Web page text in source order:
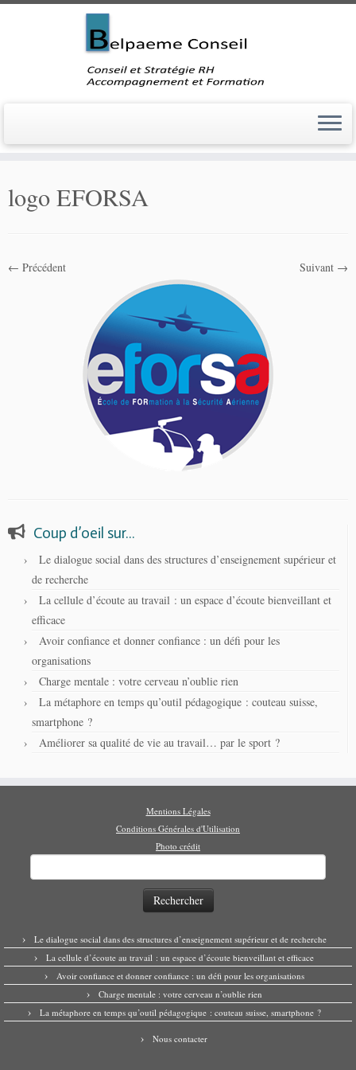
content
logo EFORSA
← Précédent Suivant →
Coup d’oeil sur…
Le dialogue social dans des structures d’enseignement supérieur et
de recherche
La cellule d’écoute au travail : un espace d’écoute bienveillant et
efficace
Avoir confiance et donner confiance : un défi pour les
organisations
Charge mentale : votre cerveau n’oublie rien
La métaphore en temps qu’outil pédagogique : couteau suisse,
smartphone ?
Améliorer sa qualité de vie au travail… par le sport ?
Mentions Légales
Conditions Générales d'Utilisation
Photo crédit
Rechercher :
Le dialogue social dans des structures d’enseignement supérieur et de recherche
La cellule d’écoute au travail : un espace d’écoute bienveillant et efficace
Avoir confiance et donner confiance : un défi pour les organisations
Charge mentale : votre cerveau n’oublie rien
La métaphore en temps qu’outil pédagogique : couteau suisse, smartphone ?
Nous contacter